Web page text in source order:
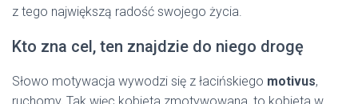
z tego największą radość swojego życia.
Kto zna cel, ten znajdzie do niego drogę
Słowo motywacja wywodzi się z łacińskiego motivus,